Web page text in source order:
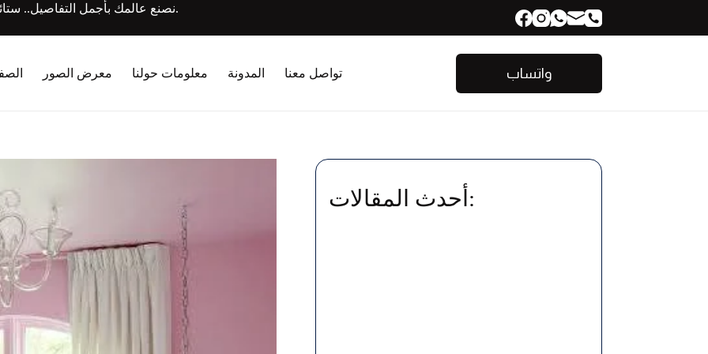
نصنع عالمك بأجمل التفاصيل.. ستائرنا ليست مجرد قماش، بل قصص من الأناقة والإبداع تُحاك خصيصاً لك.
معرض الصور معلومات حولنا المدونة تواصل معنا واتساب
أحدث المقالات: